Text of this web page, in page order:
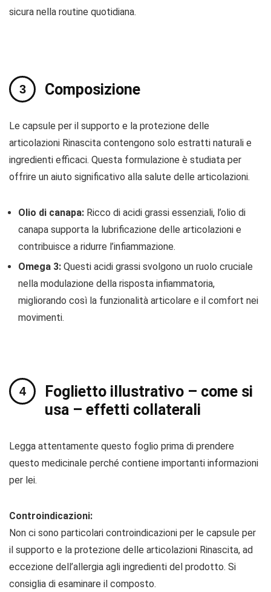
sicura nella routine quotidiana.
Composizione
Le capsule per il supporto e la protezione delle
articolazioni Rinascita contengono solo estratti naturali e
ingredienti efficaci. Questa formulazione è studiata per
offrire un aiuto significativo alla salute delle articolazioni.
Olio di canapa: Ricco di acidi grassi essenziali, l’olio di
canapa supporta la lubrificazione delle articolazioni e
contribuisce a ridurre l’infiammazione.
Omega 3: Questi acidi grassi svolgono un ruolo cruciale
nella modulazione della risposta infiammatoria,
migliorando così la funzionalità articolare e il comfort nei
movimenti.
Foglietto illustrativo – come si
usa – effetti collaterali
Legga attentamente questo foglio prima di prendere
questo medicinale perché contiene importanti informazioni
per lei.
Controindicazioni:
Non ci sono particolari controindicazioni per le capsule per
il supporto e la protezione delle articolazioni Rinascita, ad
eccezione dell’allergia agli ingredienti del prodotto. Si
consiglia di esaminare il composto.